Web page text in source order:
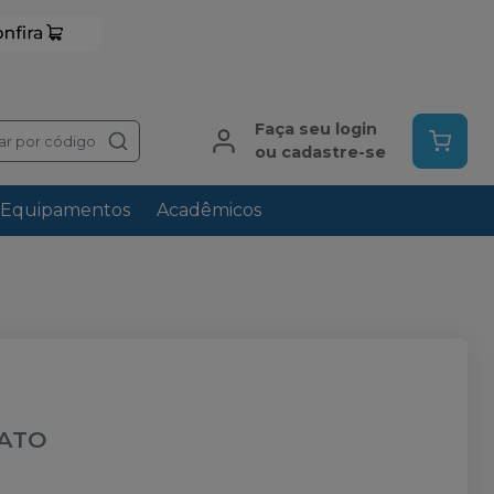
por código
Faça seu login
ou cadastre-se
Equipamentos Acadêmicos